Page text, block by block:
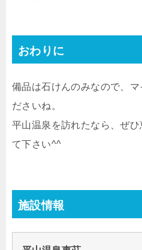
おわりに
備品は石けんのみなので、マ
ださいね。
平山温泉を訪れたなら、ぜ
て下さい^^
施設情報